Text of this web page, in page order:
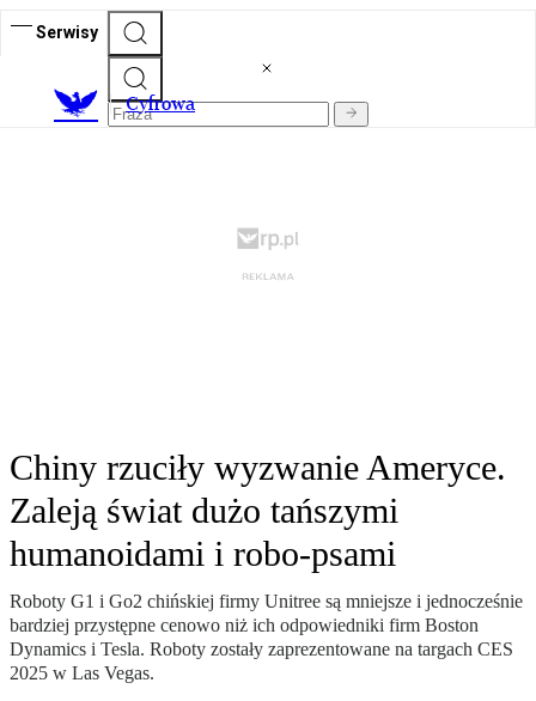
Serwisy
Cyfrowa
Chiny rzuciły wyzwanie Ameryce.
Zaleją świat dużo tańszymi
humanoidami i robo-psami
Roboty G1 i Go2 chińskiej firmy Unitree są mniejsze i jednocześnie
bardziej przystępne cenowo niż ich odpowiedniki firm Boston
Dynamics i Tesla. Roboty zostały zaprezentowane na targach CES
2025 w Las Vegas.